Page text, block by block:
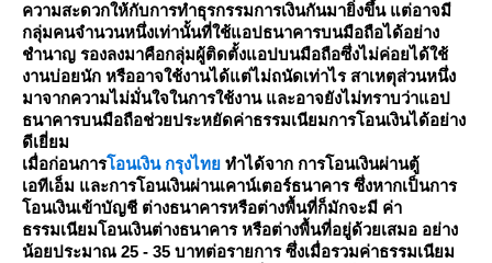
ความสะดวกให้กับการทำธุรกรรมการเงินกันมายิ่งขึ้น แต่อาจมี
กลุ่มคนจำนวนหนึ่งเท่านั้นที่ใช้แอปธนาคารบนมือถือได้อย่าง
ชำนาญ รองลงมาคือกลุ่มผู้ติดตั้งแอปบนมือถือซึ่งไม่ค่อยได้ใช้
งานบ่อยนัก หรืออาจใช้งานได้แต่ไม่ถนัดเท่าไร สาเหตุส่วนหนึ่ง
มาจากความไม่มั่นใจในการใช้งาน และอาจยังไม่ทราบว่าแอป
ธนาคารบนมือถือช่วยประหยัดค่าธรรมเนียมการโอนเงินได้อย่าง
ดีเยี่ยม
เมื่อก่อนการอนเงิน กรุงไท ทำได้จาก การโอนเงินผ่านตู้
เอทีเอ็ม และการโอนเงินผ่านเคาน์เตอร์ธนาคาร ซึ่งหากเป็นการ
อนเงินเข้าบัญชี ต่างธนาคารหรือต่างพื้นที่ก็มักจะมี ค่า
ธรรมเนียมโอนเงินต่างธนาคาร หรือต่างพื้นที่อยู่ด้วยเสมอ อย่าง
น้อยประมาณ 25 - 35 บาทต่อรายการ ซึ่งเมื่อรวมค่าธรรมเนียม